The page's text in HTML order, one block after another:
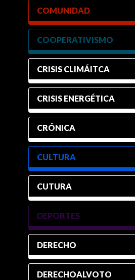
COMUNIDAD
COOPERATIVISMO
CRISIS CLIMÁITCA
CRISIS ENERGÉTICA
CRÓNICA
CULTURA
CUTURA
DEPORTES
DERECHO
DERECHOALVOTO